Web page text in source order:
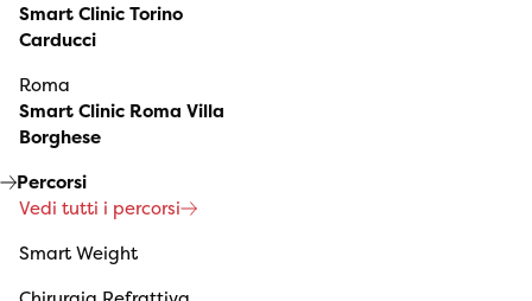
Smart Clinic Torino
Carducci
Roma
Smart Clinic Roma Villa
Borghese
Percorsi
Vedi tutti i percorsi
Smart Weight